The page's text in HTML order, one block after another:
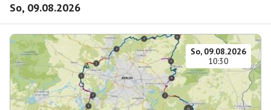
So, 09.08.2026
So, 09.08.2026
10:30